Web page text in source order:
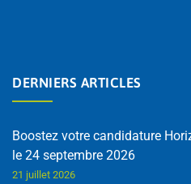
DERNIERS ARTICLES
Boostez votre candidature
le 24 septembre 2026
21 juillet 2026